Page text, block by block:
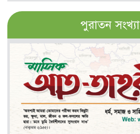
পুরাতন সংখ্যা